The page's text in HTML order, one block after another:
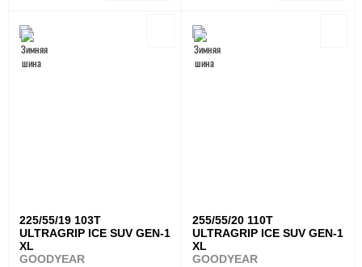
225/55/19 103T
ULTRAGRIP ICE SUV GEN-1
XL
GOODYEAR
255/55/20 110T
ULTRAGRIP ICE SUV GEN-1
XL
GOODYEAR